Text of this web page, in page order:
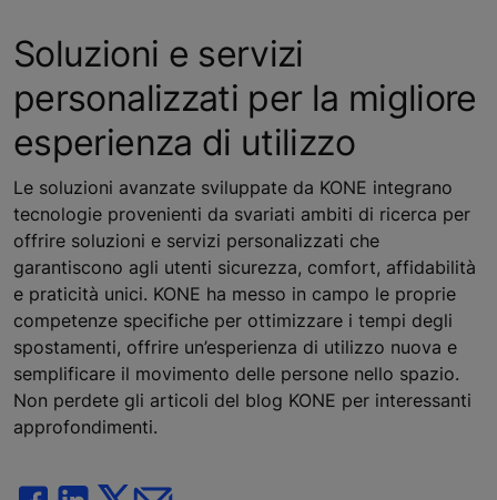
Soluzioni e servizi
personalizzati per la migliore
esperienza di utilizzo
Le soluzioni avanzate sviluppate da KONE integrano
tecnologie provenienti da svariati ambiti di ricerca per
offrire soluzioni e servizi personalizzati che
garantiscono agli utenti sicurezza, comfort, affidabilità
e praticità unici. KONE ha messo in campo le proprie
competenze specifiche per ottimizzare i tempi degli
spostamenti, offrire un’esperienza di utilizzo nuova e
semplificare il movimento delle persone nello spazio.
Non perdete gli articoli del blog KONE per interessanti
approfondimenti.